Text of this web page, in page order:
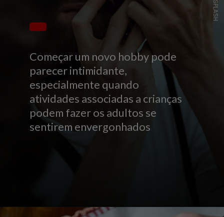
Começar um novo hobby pode
parecer intimidante,
especialmente quando
atividades associadas a crianças
podem fazer os adultos se
sentirem envergonhados
UNSPLASH